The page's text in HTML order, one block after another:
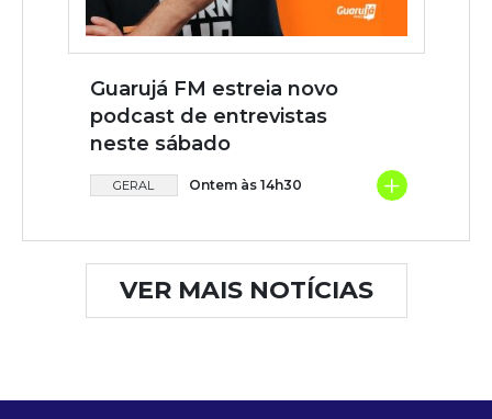
Guarujá FM estreia novo
podcast de entrevistas
neste sábado
GERAL Ontem às 14h30 +
VER MAIS NOTÍCIAS